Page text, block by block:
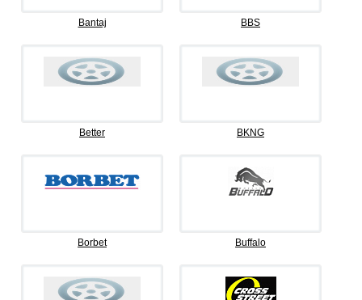
Bantaj BBS
Better BKNG
Borbet Buffalo